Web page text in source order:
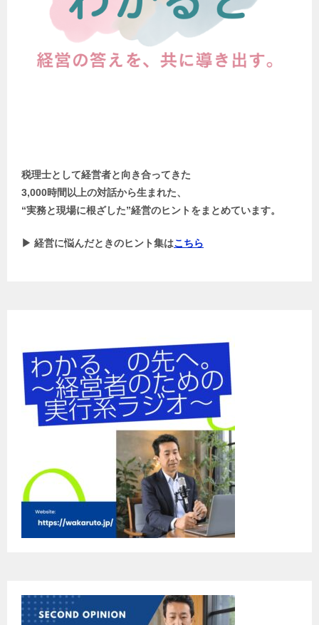
税理士として経営者と向き合ってきた
3,000時間以上の対話から生まれた、
“実務と現場に根ざした”経営のヒントをまとめています。
▶ 経営に悩んだときのヒント集はこちら